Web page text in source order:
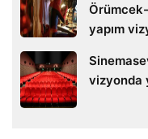
yapım
vizyonda